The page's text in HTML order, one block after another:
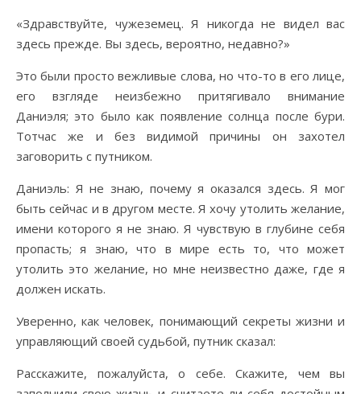
«Здравствуйте, чужеземец. Я никогда не видел вас
здесь прежде. Вы здесь, вероятно, недавно?»
Это были просто вежливые слова, но что-то в его лице,
его взгляде неизбежно притягивало внимание
Даниэля; это было как появление солнца после бури.
Тотчас же и без видимой причины он захотел
заговорить с путником.
Даниэль: Я не знаю, почему я оказался здесь. Я мог
быть сейчас и в другом месте. Я хочу утолить желание,
имени которого я не знаю. Я чувствую в глубине себя
пропасть; я знаю, что в мире есть то, что может
утолить это желание, но мне неизвестно даже, где я
должен искать.
Уверенно, как человек, понимающий секреты жизни и
управляющий своей судьбой, путник сказал:
Расскажите, пожалуйста, о себе. Скажите, чем вы